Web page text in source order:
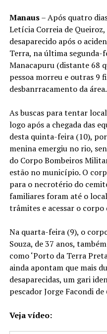
Manaus– Após quatro
Letícia Correia de Queiroz,
desaparecido após o
Terra, na última
Manacapuru (distante 68
pessoa morreu e outras 9
desbanrracamento da área.
As buscas para tentar
logo após a chegada das
desta quinta-feira (10),
menina emergiu no rio,
do Corpo Bombeiros
estão no município. O
para o necrotério do
familiares foram até o
trâmites e acessar o corpo
Na quarta-feira (9), o
Souza, de 37 anos,
como ‘Porto da Terra
ainda apontam que mais
desaparecidas, um gari
pescador Jorge Facondi de
Veja vídeo: